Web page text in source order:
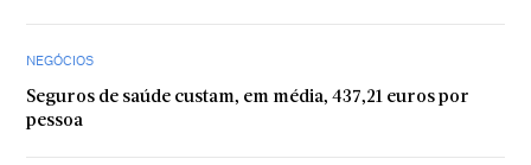
NEGÓCIOS
Seguros de saúde custam, em média, 437,21 euros por
pessoa